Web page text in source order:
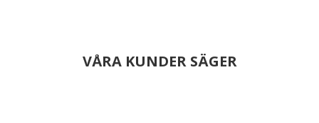
VÅRA KUNDER SÄGER